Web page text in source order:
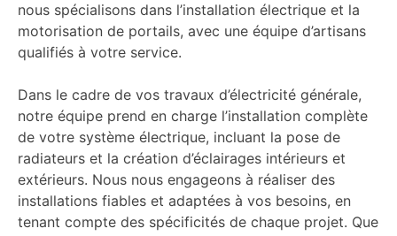
nous spécialisons dans l’installation électrique et la
motorisation de portails, avec une équipe d’artisans
qualifiés à votre service.
Dans le cadre de vos travaux d’électricité générale,
notre équipe prend en charge l’installation complète
de votre système électrique, incluant la pose de
radiateurs et la création d’éclairages intérieurs et
extérieurs. Nous nous engageons à réaliser des
installations fiables et adaptées à vos besoins, en
tenant compte des spécificités de chaque projet. Que